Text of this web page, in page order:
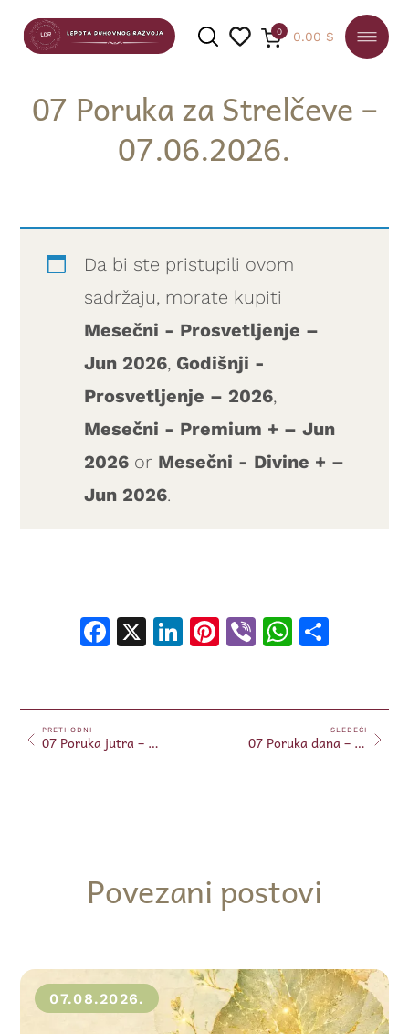
PRETRAGA
0 0.00 $
07 Poruka za Strelčeve –
07.06.2026.
Da bi ste pristupili ovom
sadržaju, morate kupiti
Mesečni - Prosvetljenje –
Jun 2026, Godišnji -
Prosvetljenje – 2026,
Mesečni - Premium + – Jun
2026 or Mesečni - Divine + –
Jun 2026.
Facebook
X LinkedIn
Pinterest
Viber
PRETHODNI
07 Poruka jutra – 7. jun, 2026.
SLEDEĆI
07 Poruka dana – 7. jun, 2026.
Povezani postovi
07.08.2026.